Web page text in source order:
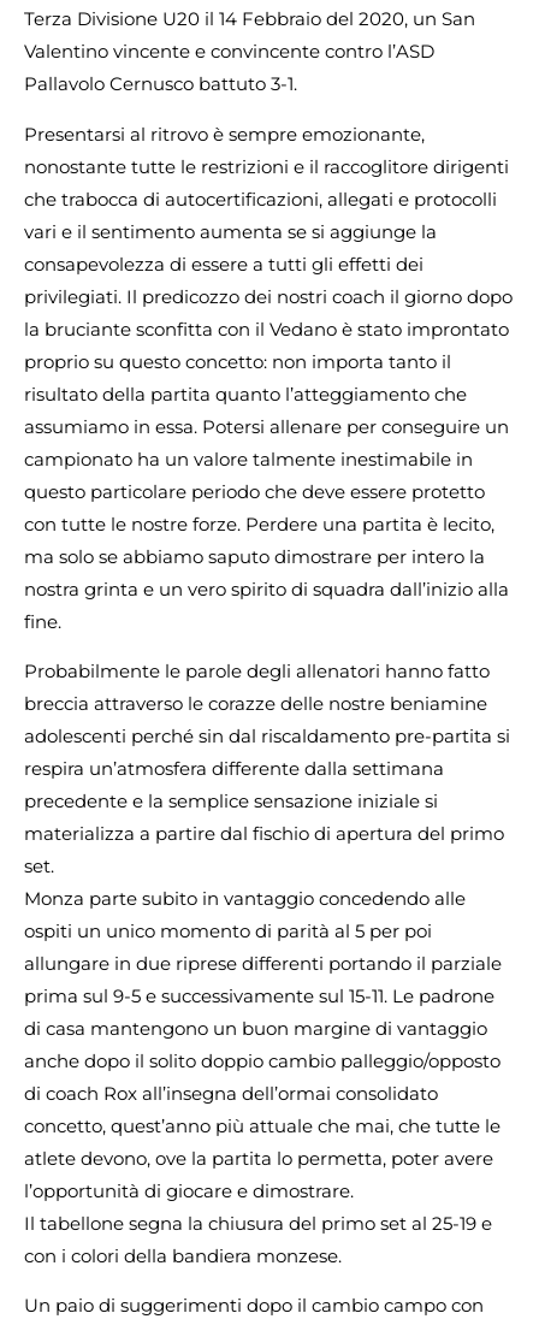
Terza Divisione U20 il 14 Febbraio del 2020, un San
Valentino vincente e convincente contro l’ASD
Pallavolo Cernusco battuto 3-1.
Presentarsi al ritrovo è sempre emozionante,
nonostante tutte le restrizioni e il raccoglitore dirigenti
che trabocca di autocertificazioni, allegati e protocolli
vari e il sentimento aumenta se si aggiunge la
consapevolezza di essere a tutti gli effetti dei
privilegiati. Il predicozzo dei nostri coach il giorno dopo
la bruciante sconfitta con il Vedano è stato improntato
proprio su questo concetto: non importa tanto il
risultato della partita quanto l’atteggiamento che
assumiamo in essa. Potersi allenare per conseguire un
campionato ha un valore talmente inestimabile in
questo particolare periodo che deve essere protetto
con tutte le nostre forze. Perdere una partita è lecito,
ma solo se abbiamo saputo dimostrare per intero la
nostra grinta e un vero spirito di squadra dall’inizio alla
fine.
Probabilmente le parole degli allenatori hanno fatto
breccia attraverso le corazze delle nostre beniamine
adolescenti perché sin dal riscaldamento pre-partita si
respira un’atmosfera differente dalla settimana
precedente e la semplice sensazione iniziale si
materializza a partire dal fischio di apertura del primo
set.
Monza parte subito in vantaggio concedendo alle
ospiti un unico momento di parità al 5 per poi
allungare in due riprese differenti portando il parziale
prima sul 9-5 e successivamente sul 15-11. Le padrone
di casa mantengono un buon margine di vantaggio
anche dopo il solito doppio cambio palleggio/opposto
di coach Rox all’insegna dell’ormai consolidato
concetto, quest’anno più attuale che mai, che tutte le
atlete devono, ove la partita lo permetta, poter avere
l’opportunità di giocare e dimostrare.
Il tabellone segna la chiusura del primo set al 25-19 e
con i colori della bandiera monzese.
Un paio di suggerimenti dopo il cambio campo con